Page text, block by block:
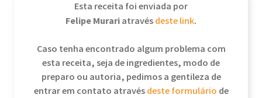
Esta receita foi enviada por
Felipe Murariatravésdeste link.
Caso tenha encontrado algum problema com
esta receita, seja de ingredientes, modo de
preparo ou autoria, pedimos a gentileza de
entrar em contato atravésdeste formulário de